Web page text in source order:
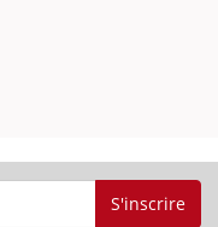
S'inscrire